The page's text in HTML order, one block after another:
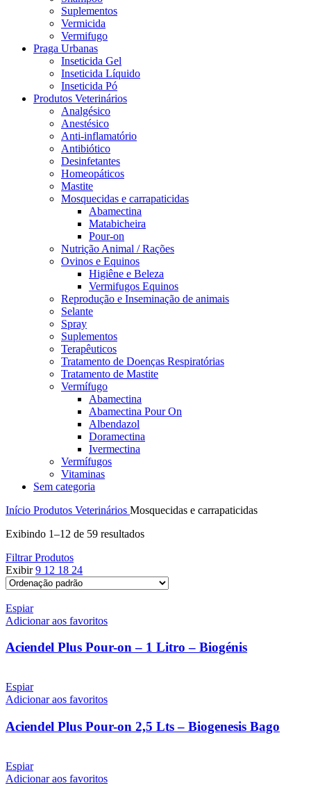
Suplementos
Vermicida
Vermifugo
Praga Urbanas
Inseticida Gel
Inseticida Líquido
Inseticida Pó
Produtos Veterinários
Analgésico
Anestésico
Anti-inflamatório
Antibiótico
Desinfetantes
Homeopáticos
Mastite
Mosquecidas e carrapaticidas
Abamectina
Matabicheira
Pour-on
Nutrição Animal / Rações
Ovinos e Equinos
Higiêne e Beleza
Vermifugos Equinos
Reprodução e Inseminação de animais
Selante
Spray
Suplementos
Terapêuticos
Tratamento de Doenças Respiratórias
Tratamento de Mastite
Vermífugo
Abamectina
Abamectina Pour On
Albendazol
Doramectina
Ivermectina
Vermífugos
Vitaminas
Sem categoria
Início Produtos Veterinários Mosquecidas e carrapaticidas
Exibindo 1–12 de 59 resultados
Filtrar Produtos
Exibir9 12 18 24
Espiar
Adicionar aos favoritos
Aciendel Plus Pour-on – 1 Litro – Biogénis
Espiar
Adicionar aos favoritos
Aciendel Plus Pour-on 2,5 Lts – Biogenesis Bago
Espiar
Adicionar aos favoritos